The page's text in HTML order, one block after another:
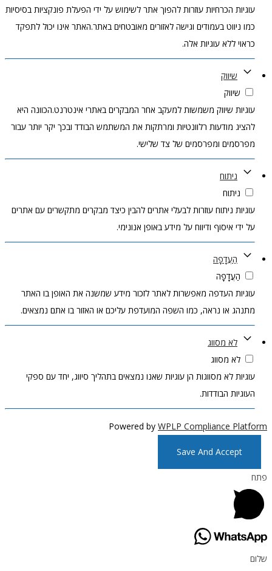
עוגיות הכרחיות עוזרות להפוך אתר לשימוש על ידי הפעלת פונקציות בסיסיות
כמו ניווט בעמודים וגישה לאזורים מאובטחים באתר.האתר אינו יכול לתפקד
כראוי ללא עוגיות אלה.
שיווק
שיווק
עוגיות שיווק משמשות למעקב אחר המבקרים באתרי אינטרנט.הכוונה היא
להציג מודעות רלוונטיות ומרתקות את המשתמש הבודד ובכך יקר יותר עבור
מפרסמים ומפרסמים של צד שלישי.
ניתוח
ניתוח
עוגיות ניתוח עוזרות לבעלי אתרים להבין כיצד מבקרים מתקשרים עם אתרים
על ידי איסוף ודיווח על מידע באופן אנונימי.
הַעֲדָפָה
הַעֲדָפָה
עוגיות העדפה מאפשרות לאתר לזכור מידע שמשנה את האופן בו האתר
מתנהג או נראה, כמו השפה המועדפת עליכם או האזור בו אתם נמצאים.
לא מסווג
לא מסווג
עוגיות לא מסווגות הן עוגיות שאנו נמצאים בתהליך סיווג, יחד עם ספקי
העוגיות הבודדות.
Powered by WPLP Compliance Platform
Save And Accept
פתח
שלום